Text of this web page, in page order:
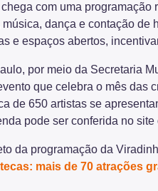
chega com uma programação
dança e contação
e espaços abertos,
por meio da Secretaria
que celebra o mês das
de 650 artistas se
pode ser conferida no site
da programação da
mais de 70 atrações